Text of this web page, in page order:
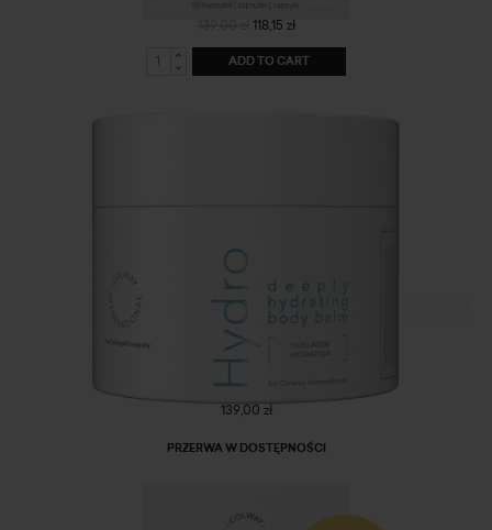
118,15 zł
ADD TO CART
Deeply hydrating body balm
139,00 zł
PRZERWA W DOSTĘPNOŚCI